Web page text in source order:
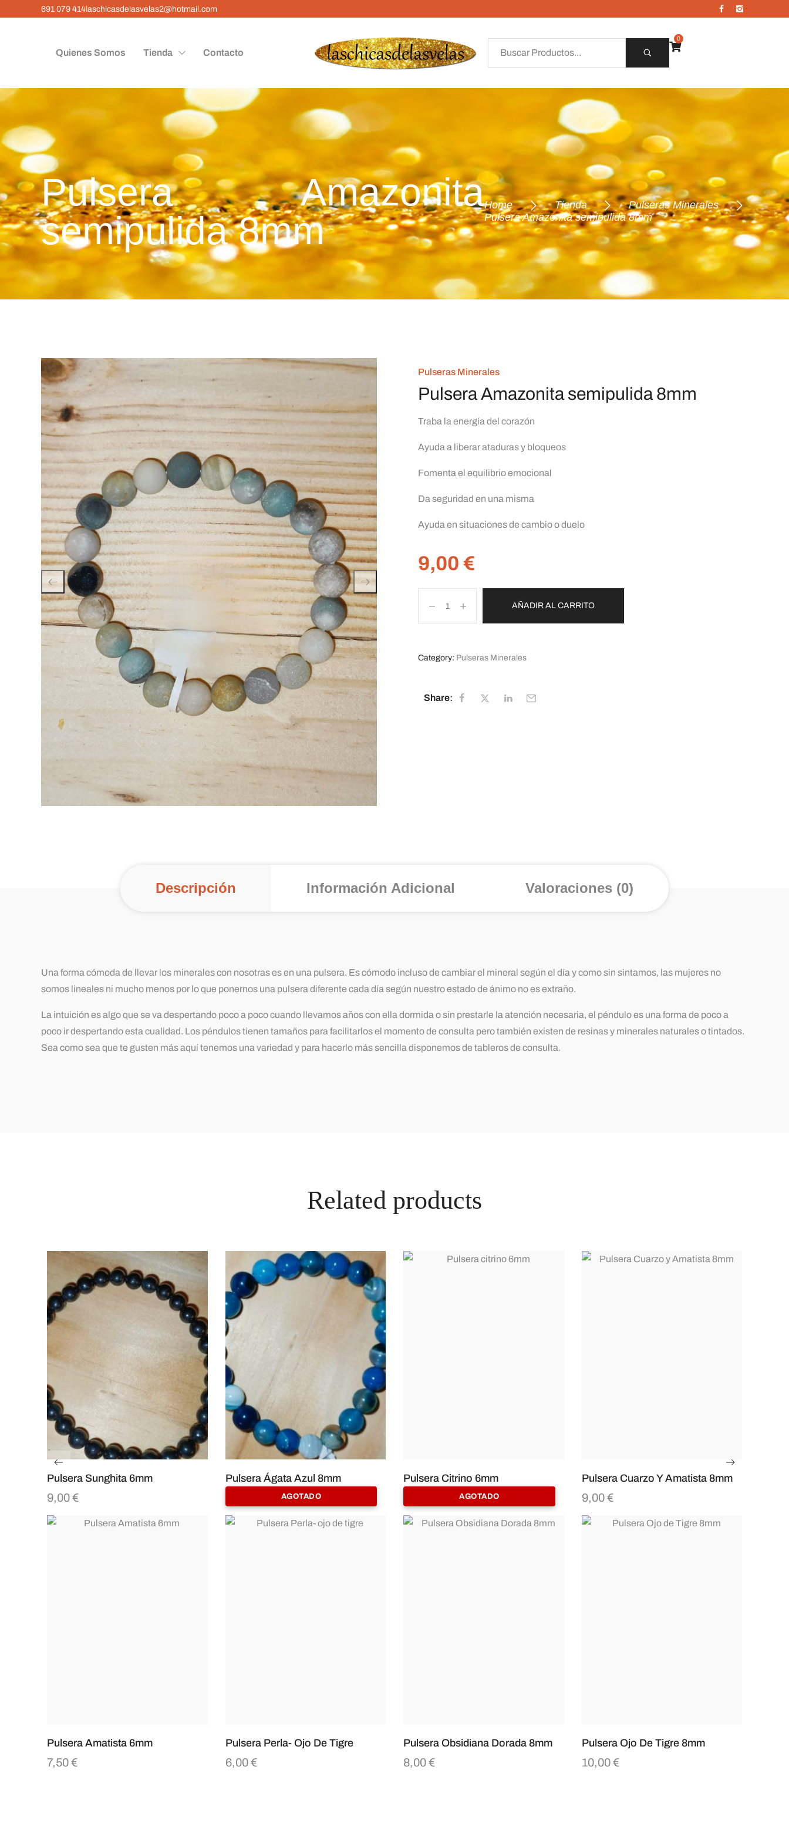
691 079 414laschicasdelasvelas2@hotmail.com
Quienes Somos Tienda Contacto
0
Pulsera Amazonita
semipulida 8mm
Home Tienda
Pulseras Minerales
Pulsera Amazonita semipulida 8mm
Pulseras Minerales
Pulsera Amazonita semipulida 8mm
Traba la energía del corazón
Ayuda a liberar ataduras y bloqueos
Fomenta el equilibrio emocional
Da seguridad en una misma
Ayuda en situaciones de cambio o duelo
9,00 €
AÑADIR AL CARRITO
Category: Pulseras Minerales
Share:
Descripción Información Adicional Valoraciones (0)
Una forma cómoda de llevar los minerales con nosotras es en una pulsera. Es cómodo incluso de cambiar el mineral según el día y como sin sintamos, las mujeres no
somos lineales ni mucho menos por lo que ponernos una pulsera diferente cada día según nuestro estado de ánimo no es extraño.
La intuición es algo que se va despertando poco a poco cuando llevamos años con ella dormida o sin prestarle la atención necesaria, el péndulo es una forma de poco a
poco ir despertando esta cualidad. Los péndulos tienen tamaños para facilitarlos el momento de consulta pero también existen de resinas y minerales naturales o tintados.
Sea como sea que te gusten más aquí tenemos una variedad y para hacerlo más sencilla disponemos de tableros de consulta.
Related products
Pulsera Sunghita 6mm
9,00€ AGOTADO
Pulsera Ágata Azul 8mm
AGOTADO
Pulsera Citrino 6mm Pulsera Cuarzo Y Amatista 8mm
9,00€
Pulsera Amatista 6mm
7,50€
Pulsera Perla- Ojo De Tigre
6,00€
Pulsera Obsidiana Dorada 8mm
8,00€
Pulsera Ojo De Tigre 8mm
10,00€